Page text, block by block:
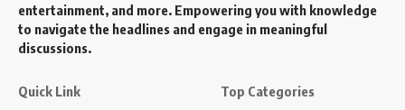
entertainment, and more. Empowering you with knowledge
to navigate the headlines and engage in meaningful
discussions.
Quick Link Top Categories